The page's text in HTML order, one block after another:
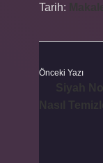
Tarih:
Önceki Yazı